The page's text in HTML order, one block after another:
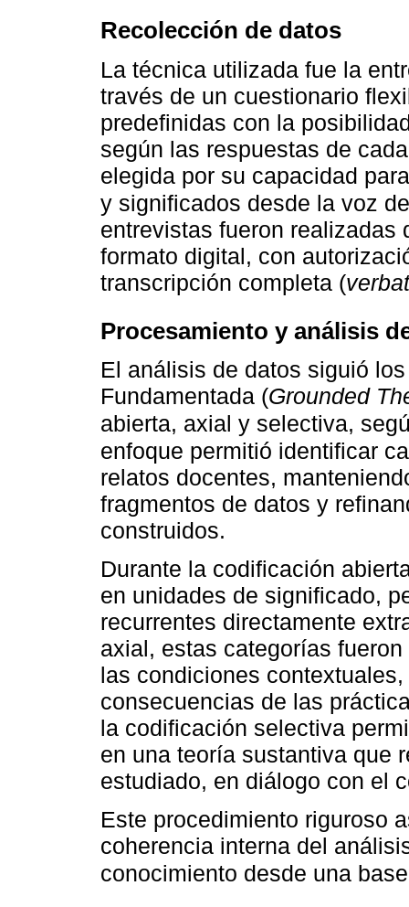
Recolección de datos
La técnica utilizada fue la
través de un cuestionario
predefinidas con la
según las respuestas de
elegida por su capacidad
y significados desde la voz
entrevistas fueron realizadas
formato digital, con
transcripción completa (
Procesamiento y análisis
El análisis de datos siguió
Fundamentada (Grounded
abierta, axial y selectiva,
enfoque permitió identificar
relatos docentes,
fragmentos de datos y
construidos.
Durante la codificación
en unidades de significado,
recurrentes directamente
axial, estas categorías
las condiciones
consecuencias de las
la codificación selectiva
en una teoría sustantiva que
estudiado, en diálogo con el
Este procedimiento riguroso
coherencia interna del
conocimiento desde una